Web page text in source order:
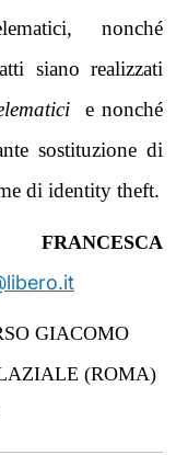
nonché
siano realizzati
e nonché
sostituzione di
di identity theft.
GIACOMO
(ROMA)